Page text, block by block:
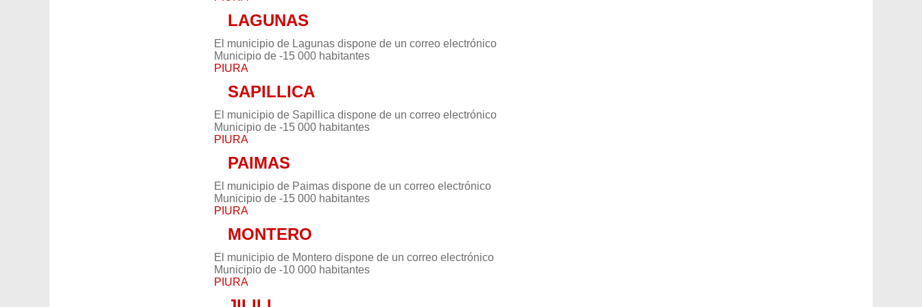
LAGUNAS
El municipio de Lagunas dispone de un correo electrónico
Municipio de -15 000 habitantes
PIURA
SAPILLICA
El municipio de Sapillica dispone de un correo electrónico
Municipio de -15 000 habitantes
PIURA
PAIMAS
El municipio de Paimas dispone de un correo electrónico
Municipio de -15 000 habitantes
PIURA
MONTERO
El municipio de Montero dispone de un correo electrónico
Municipio de -10 000 habitantes
PIURA